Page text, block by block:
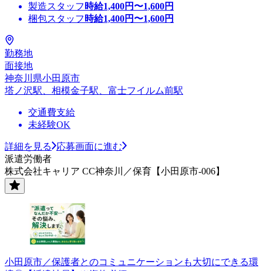
製造スタッフ 時給1,400円〜1,600円
梱包スタッフ 時給1,400円〜1,600円
勤務地
面接地
神奈川県小田原市
塔ノ沢駅、相模金子駅、富士フイルム前駅
交通費支給
未経験OK
詳細を見る
応募画面に進む
派遣労働者
株式会社キャリア CC神奈川／保育【小田原市-006】
小田原市／保護者とのコミュニケーションも大切にできる環